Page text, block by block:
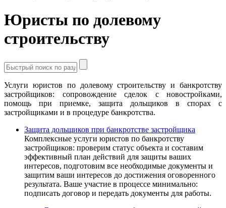
Юристы по долевому
строительству
Услуги юристов по долевому строительству и банкротству
застройщиков: сопровождение сделок с новостройками,
помощь при приемке, защита дольщиков в спорах с
застройщиками и в процедуре банкротства.
Защита дольщиков при банкротстве застройщика
Комплексные услуги юристов по банкротству
застройщиков: проверим статус объекта и составим
эффективный план действий для защиты ваших
интересов, подготовим все необходимые документы и
защитим ваши интересов до достижения оговоренного
результата. Ваше участие в процессе минимально:
подписать договор и передать документы для работы.